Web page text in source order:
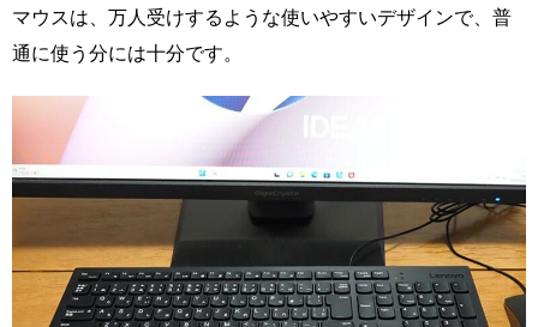
マウスは、万人受けするような使いやすいデザインで、普
通に使う分には十分です。